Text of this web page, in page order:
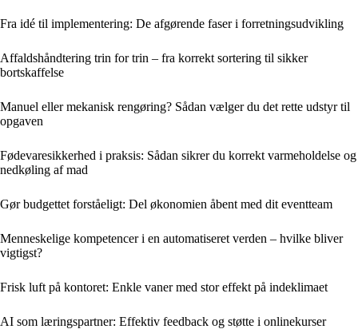
Fra idé til implementering: De afgørende faser i forretningsudvikling
Affaldshåndtering trin for trin – fra korrekt sortering til sikker
bortskaffelse
Manuel eller mekanisk rengøring? Sådan vælger du det rette udstyr til
opgaven
Fødevaresikkerhed i praksis: Sådan sikrer du korrekt varmeholdelse og
nedkøling af mad
Gør budgettet forståeligt: Del økonomien åbent med dit eventteam
Menneskelige kompetencer i en automatiseret verden – hvilke bliver
vigtigst?
Frisk luft på kontoret: Enkle vaner med stor effekt på indeklimaet
AI som læringspartner: Effektiv feedback og støtte i onlinekurser